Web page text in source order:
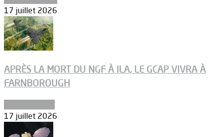
17 juillet 2026
APRÈS LA MORT DU NGF À ILA, LE GCAP VIVRA À
FARNBOROUGH
17 juillet 2026